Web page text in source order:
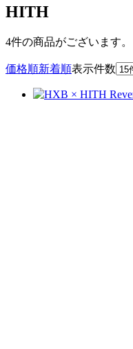
HITH
4件の商品がございます。
価格順新着順表示件数